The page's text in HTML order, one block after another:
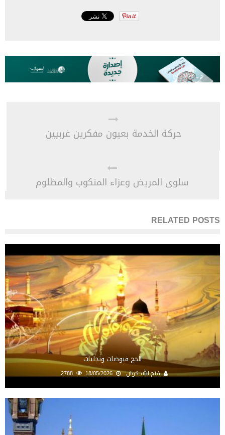
حركة الخدمة بعيون مفكرين غربيين
سلوى المريض وعزاء المنكوب والمظلوم
RELATED POSTS
الحج فيوضات وتجليات
فتح الله كولن 18/05/2026
2788